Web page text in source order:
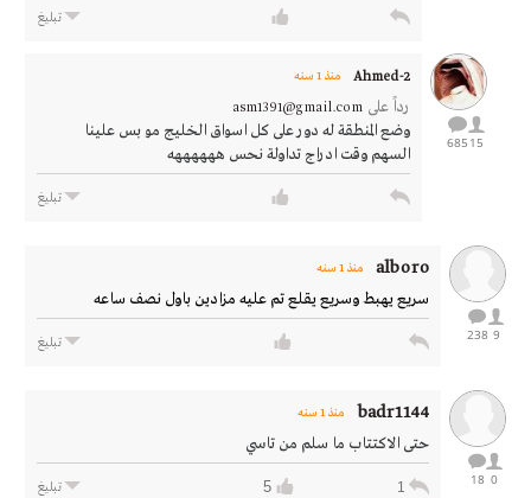
تبليغ
15
685
Ahmed-2 منذ 1 سنه
رداً على asm1391@gmail.com
وضع المنطقة له دور على كل اسواق الخليج مو بس علينا
السهم وقت ادراج تداولة نحس ههههههه
تبليغ
9
238
alboro منذ 1 سنه
سريع يهبط وسريع يقلع تم عليه مزادين باول نصف ساعه
تبليغ
0
18
badr1144 منذ 1 سنه
حتى الاكتتاب ما سلم من تاسي
1
5 تبليغ